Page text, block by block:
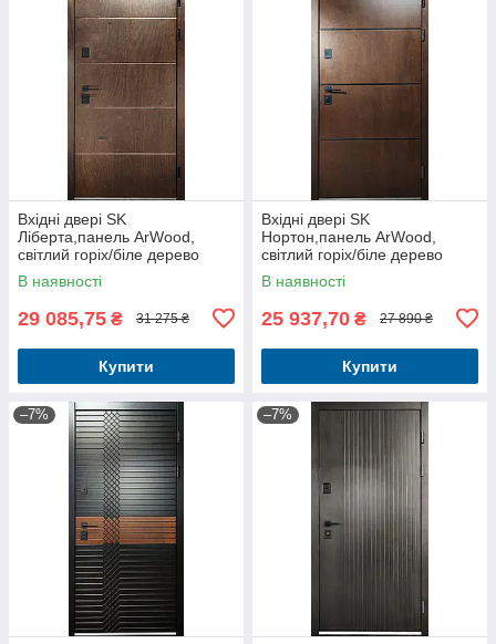
Вхідні двері SK
Ліберта,панель ArWood,
світлий горіх/біле дерево
вуличні комплектація
Люкс+Терморозрив
В наявності
29 085,75 ₴ 31 275 ₴
Купити
Вхідні двері SK
Нортон,панель ArWood,
світлий горіх/біле дерево
вуличні комплектація
Елегант+Терморозрив
В наявності
25 937,70 ₴ 27 890 ₴
Купити
–7% –7%